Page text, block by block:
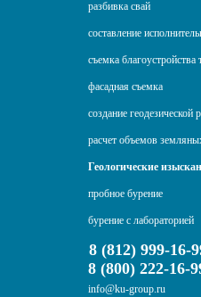
разбивка свай
составление
съемка благоустройства
фасадная съемка
создание геодезической
расчет объемов
Геологические
пробное бурение
бурение с лабораторией
8 (812) 999-16-
8 (800) 222-16-
info@ku-group.ru